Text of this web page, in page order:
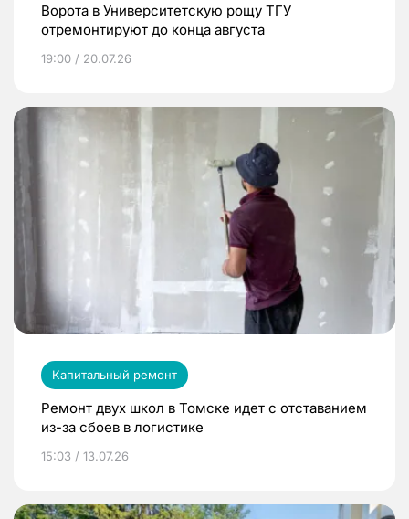
Ворота в Университетскую рощу ТГУ
отремонтируют до конца августа
19:00 / 20.07.26
Капитальный ремонт
Ремонт двух школ в Томске идет с отставанием
из-за сбоев в логистике
15:03 / 13.07.26